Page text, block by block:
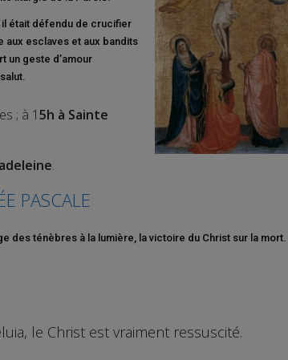
il était défendu de crucifier
aux esclaves et aux bandits
un geste d’amour
; à 15h à Sainte
.
PASCALE
des ténèbres à la lumière, la victoire du Christ sur la mort.
le Christ est vraiment ressuscité.